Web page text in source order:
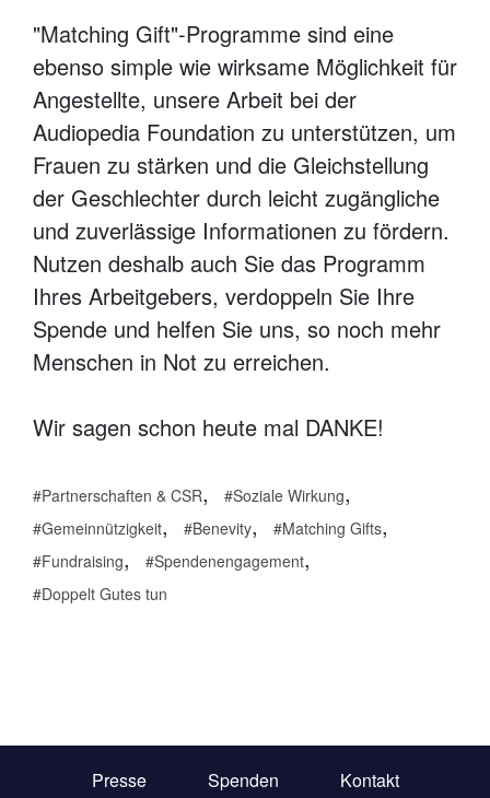
"Matching Gift"-Programme sind eine
ebenso simple wie wirksame Möglichkeit für
Angestellte, unsere Arbeit bei der
Audiopedia Foundation zu unterstützen, um
Frauen zu stärken und die Gleichstellung
der Geschlechter durch leicht zugängliche
und zuverlässige Informationen zu fördern.
Nutzen deshalb auch Sie das Programm
Ihres Arbeitgebers, verdoppeln Sie Ihre
Spende und helfen Sie uns, so noch mehr
Menschen in Not zu erreichen.
Wir sagen schon heute mal DANKE!
Partnerschaften & CSR, Soziale Wirkung,
Gemeinnützigkeit, Benevity, Matching Gifts,
Fundraising, Spendenengagement,
Doppelt Gutes tun
Presse Spenden Kontakt